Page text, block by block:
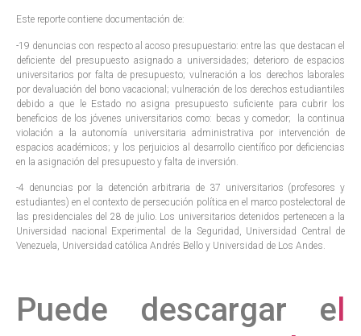
Este reporte contiene documentación de:
-19 denuncias con respecto al acoso presupuestario: entre las que destacan el
deficiente del presupuesto asignado a universidades; deterioro de espacios
universitarios por falta de presupuesto; vulneración a los derechos laborales
por devaluación del bono vacacional; vulneración de los derechos estudiantiles
debido a que le Estado no asigna presupuesto suficiente para cubrir los
beneficios de los jóvenes universitarios como: becas y comedor; la continua
violación a la autonomía universitaria administrativa por intervención de
espacios académicos; y los perjuicios al desarrollo científico por deficiencias
en la asignación del presupuesto y falta de inversión.
-4 denuncias por la detención arbitraria de 37 universitarios (profesores y
estudiantes) en el contexto de persecución política en el marco postelectoral de
las presidenciales del 28 de julio. Los universitarios detenidos pertenecen a la
Universidad nacional Experimental de la Seguridad, Universidad Central de
Venezuela, Universidad católica Andrés Bello y Universidad de Los Andes.
Puede descargar el